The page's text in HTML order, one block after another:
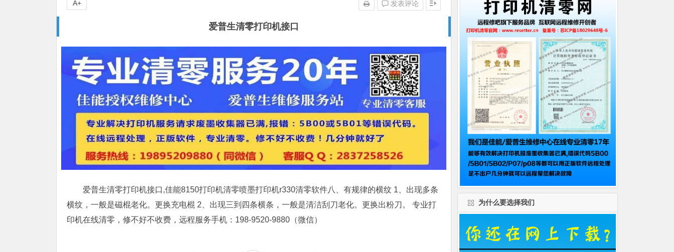
爱普生清零打印机接口
发表评论
A+
爱普生清零打印机接口,佳能8150打印机清零喷墨打印机r330清零软件八、有规律的横纹 1、出现多条
横纹，一般是磁棍老化。更换充电棍 2、出现三到四条横条，一般是清洁刮刀老化。更换出粉刀。 专业打
印机在线清零，修不好不收费，远程服务手机：198-9520-9880（微信）
为什么要选择我们